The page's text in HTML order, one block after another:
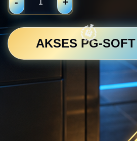
AKSES PG-